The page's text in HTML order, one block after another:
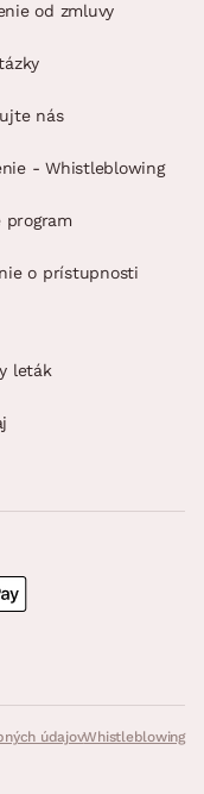
od zmluvy
nás
- Whistleblowing
o prístupnosti
údajovWhistleblowing
leták